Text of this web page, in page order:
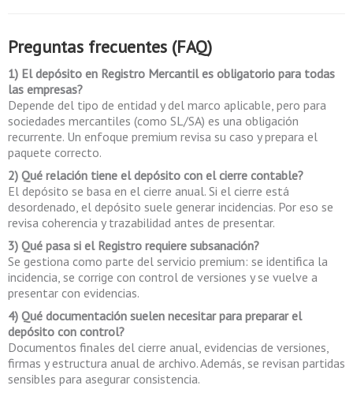
Preguntas frecuentes (FAQ)
1) El depósito en Registro Mercantil es obligatorio para todas
las empresas?
Depende del tipo de entidad y del marco aplicable, pero para
sociedades mercantiles (como SL/SA) es una obligación
recurrente. Un enfoque premium revisa su caso y prepara el
paquete correcto.
2) Qué relación tiene el depósito con el cierre contable?
El depósito se basa en el cierre anual. Si el cierre está
desordenado, el depósito suele generar incidencias. Por eso se
revisa coherencia y trazabilidad antes de presentar.
3) Qué pasa si el Registro requiere subsanación?
Se gestiona como parte del servicio premium: se identifica la
incidencia, se corrige con control de versiones y se vuelve a
presentar con evidencias.
4) Qué documentación suelen necesitar para preparar el
depósito con control?
Documentos finales del cierre anual, evidencias de versiones,
firmas y estructura anual de archivo. Además, se revisan partidas
sensibles para asegurar consistencia.